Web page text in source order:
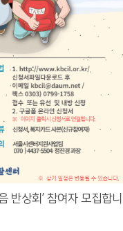
반상회’ 참여자 모집합니